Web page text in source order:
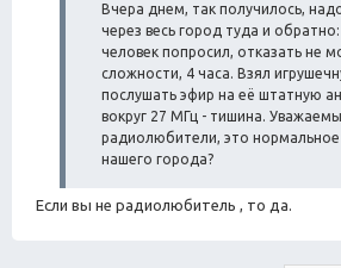
Вчера днем, так получилось,
через весь город туда и
человек попросил, отказать не
сложности, 4 часа. Взял
послушать эфир на её штатную
вокруг 27 МГц - тишина.
радиолюбители, это нормальное
нашего города?
Если вы не радиолюбитель , то да.